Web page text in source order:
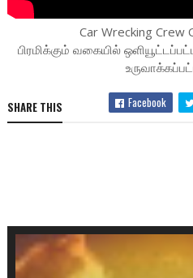
Car Wrecking Crew
பிரமிக்கும் வகையில்
SHARE THIS Facebook